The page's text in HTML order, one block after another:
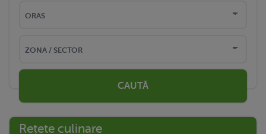
CAUTĂ
Rețete culinare